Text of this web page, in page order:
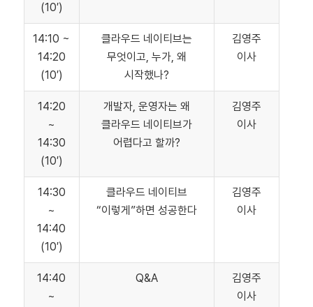
(10′)
14:10 ~
14:20
(10′)
클라우드 네이티브는
무엇이고, 누가, 왜
시작했나?
김영주
이사
14:20
~
14:30
(10′)
개발자, 운영자는 왜
클라우드 네이티브가
어렵다고 할까?
김영주
이사
14:30
~
14:40
(10′)
클라우드 네이티브
“이렇게”하면 성공한다
김영주
이사
14:40
~
Q&A
김영주
이사